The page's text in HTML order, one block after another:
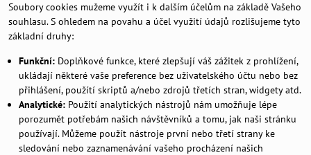
Soubory cookies mužeme využít i k dalším účelům na základě Vašeho
souhlasu. S ohledem na povahu a účel využití údajů rozlišujeme tyto
základní druhy:
Funkční: Doplňkové funkce, které zlepšují váš zážitek z prohlížení,
ukládají některé vaše preference bez uživatelského účtu nebo bez
přihlášení, použítí skriptů a/nebo zdrojů třetích stran, widgety atd.
Analytické: Použití analytických nástrojů nám umožňuje lépe
porozumět potřebám našich návštěvníků a tomu, jak naši stránku
používají. Můžeme použít nástroje první nebo třetí strany ke
sledování nebo zaznamenávání vašeho procházení našich